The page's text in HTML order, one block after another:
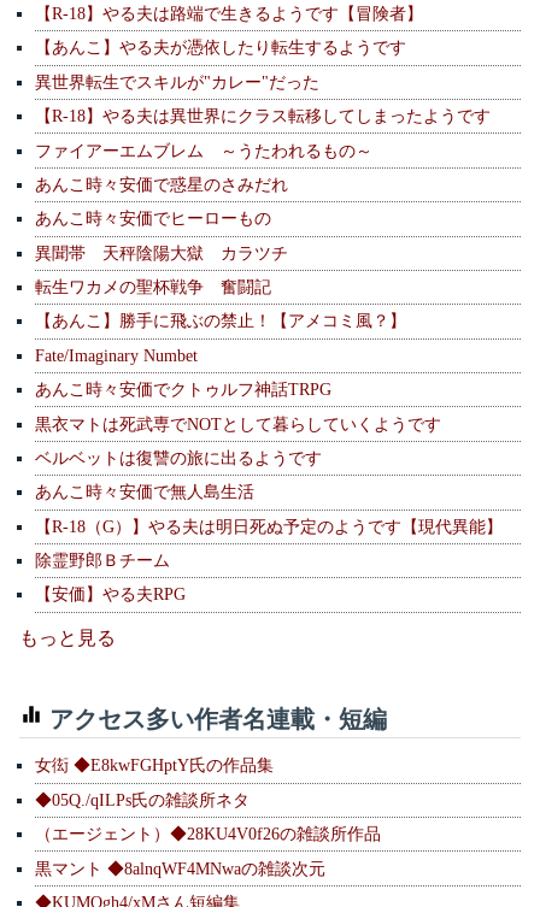
【R-18】やる夫は路端で生きるようです【冒険者】
【あんこ】やる夫が憑依したり転生するようです
異世界転生でスキルが"カレー"だった
【R-18】やる夫は異世界にクラス転移してしまったようです
ファイアーエムブレム ～うたわれるもの～
あんこ時々安価で惑星のさみだれ
あんこ時々安価でヒーローもの
異聞帯 天秤陰陽大獄 カラツチ
転生ワカメの聖杯戦争 奮闘記
【あんこ】勝手に飛ぶの禁止！【アメコミ風？】
Fate/Imaginary Numbet
あんこ時々安価でクトゥルフ神話TRPG
黒衣マトは死武専でNOTとして暮らしていくようです
ベルベットは復讐の旅に出るようです
あんこ時々安価で無人島生活
【R-18（G）】やる夫は明日死ぬ予定のようです【現代異能】
除霊野郎Ｂチーム
【安価】やる夫RPG
もっと見る
アクセス多い作者名連載・短編
女衒 ◆E8kwFGHptY氏の作品集
◆05Q./qILPs氏の雑談所ネタ
（エージェント）◆28KU4V0f26の雑談所作品
黒マント ◆8alnqWF4MNwaの雑談次元
◆KUMOgh4/xMさん短編集